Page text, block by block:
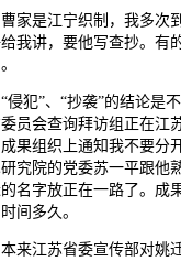
是江宁织制，我多次到
我讲，要他写查抄。有
”、“抄袭”的结论是不
员会查询拜访组正在江
果组织上通知我不要分
究院的党委苏一平跟他
名字放正在一路了。成
间多久。
苏省委宣传部对姚迁